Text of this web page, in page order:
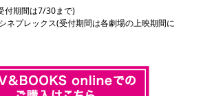
付期間は7/30まで)
ネプレックス(受付期間は各劇場の上映期間に